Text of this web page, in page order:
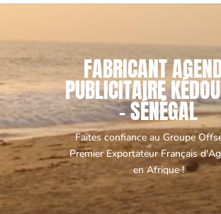
FABRICANT
PUBLICITAIRE
- SÉNÉGAL
Faites confiance au Groupe
Premier Exportateur Français
en Afrique !